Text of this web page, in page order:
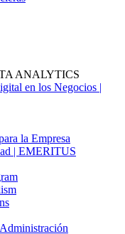
ANALYTICS
en los Negocios |
la Empresa
| EMERITUS